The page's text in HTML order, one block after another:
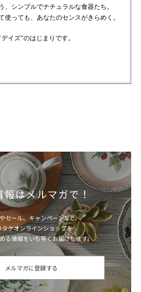
、シンプルでナチュラルな食器たち。
使っても、あなたのセンスがきらめく。
イズ”のはじまりです。
はメルマガで！
セール、キャンペーンなど、
タケオンラインショップを
る情報をいち早くお届けします。
メルマガに登録する